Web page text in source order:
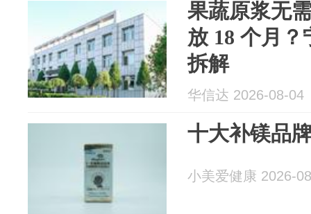
果蔬原浆无
放 18 个月
拆解
华信达 2026-08-04
十大补镁品
小美爱健康 2026-